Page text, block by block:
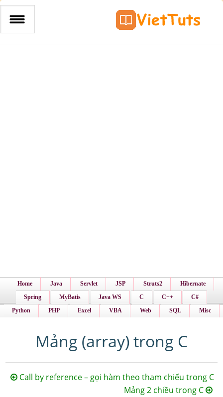
Home Java Servlet JSP Struts2
Hibernate
Spring
MyBatis Java WS C C++
C#
Python
PHP Excel VBA Web SQL Misc
Mảng (array) trong C
Call by reference – gọi hàm theo tham chiếu trong C
Mảng 2 chiều trong C